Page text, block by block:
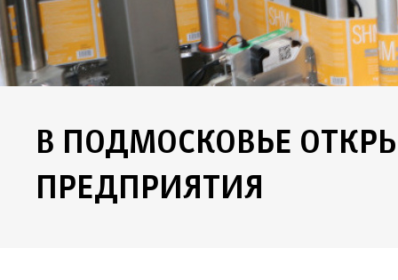
В ПОДМОСКОВЬЕ
ПРЕДПРИЯТИЯ